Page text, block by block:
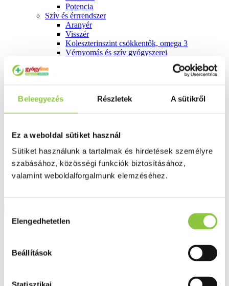
Beleegyezés Részletek A sütikről
Ez a weboldal sütiket használ
Sütiket használunk a tartalmak és hirdetések személyre
szabásához, közösségi funkciók biztosításához,
valamint weboldalforgalmunk elemzéséhez.
kiválasztása
Elengedhetetlen
Beállítások
Potencia
Szív és érrrendszer
Aranyér
Visszér
Koleszterinszint csökkentők, omega 3
Vérnyomás és szív gyógyszerei
Fogköztisztító
É́lvezeti
Gyógyteák
Könyvek
Egészség ajándékba
Ajánlataink
Külsőleg
Futuro Comfort Lift Könyökrögzítő L-méret, 28,0-30,5 cm, 1